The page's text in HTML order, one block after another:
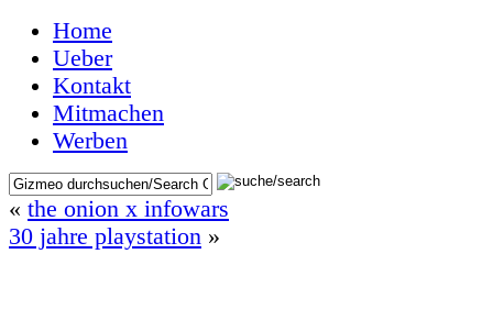
Home
Ueber
Kontakt
Mitmachen
Werben
« the onion x infowars
30 jahre playstation »